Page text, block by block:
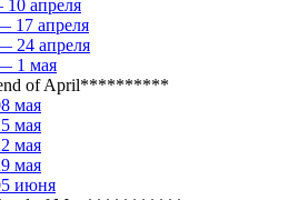
апреля
17 апреля
24 апреля
1 мая
of April**********
мая
мая
мая
мая
июня